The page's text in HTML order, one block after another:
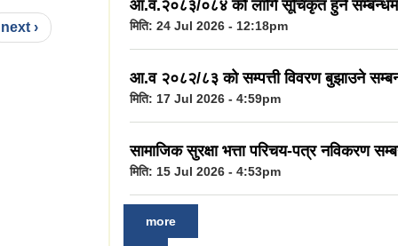
next ›
आ.व.२०८३/०८४ को लागि सूचिकृत हुने
मिति: 24 Jul 2026 - 12:18pm
आ.व २०८२/८३ को सम्पत्ती विवरण बुझाउने
मिति: 17 Jul 2026 - 4:59pm
सामाजिक सुरक्षा भत्ता परिचय-पत्र नविकरण
मिति: 15 Jul 2026 - 4:53pm
more